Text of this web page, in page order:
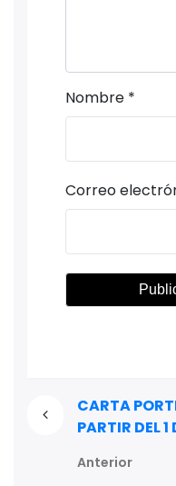
Nombre *
Correo
CARTA
PARTIR DEL 1
Anterior